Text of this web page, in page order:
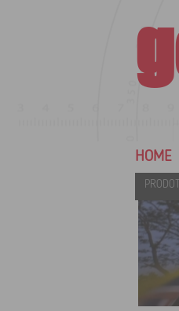
HOME